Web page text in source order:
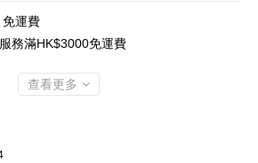
運費
務滿HK$3000免運費
查看更多